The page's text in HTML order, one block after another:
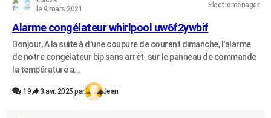
le 9 mars 2021
Electroménager
Alarme congélateur whirlpool uw6f2ywbif
Bonjour, A la suite à d'une coupure de courant dimanche, l'alarme
de notre congélateur bip sans arrêt. sur le panneau de commande
la température a...
19 3 avr. 2025 par Jean